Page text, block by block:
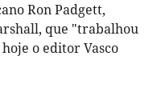
Ron Padgett,
que "trabalhou
o editor Vasco